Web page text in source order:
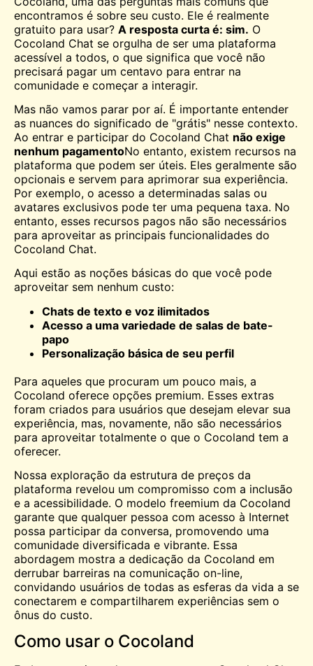
encontramos é sobre seu custo. Ele é realmente
gratuito para usar? A resposta curta é: sim. O
Cocoland Chat se orgulha de ser uma plataforma
acessível a todos, o que significa que você não
precisará pagar um centavo para entrar na
comunidade e começar a interagir.
Mas não vamos parar por aí. É importante entender
as nuances do significado de "grátis" nesse contexto.
Ao entrar e participar do Cocoland Chat não exige
nenhum pagamentoNo entanto, existem recursos na
plataforma que podem ser úteis. Eles geralmente são
opcionais e servem para aprimorar sua experiência.
Por exemplo, o acesso a determinadas salas ou
avatares exclusivos pode ter uma pequena taxa. No
entanto, esses recursos pagos não são necessários
para aproveitar as principais funcionalidades do
Cocoland Chat.
Aqui estão as noções básicas do que você pode
aproveitar sem nenhum custo:
Chats de texto e voz ilimitados
Acesso a uma variedade de salas de bate-
papo
Personalização básica de seu perfil
Para aqueles que procuram um pouco mais, a
Cocoland oferece opções premium. Esses extras
foram criados para usuários que desejam elevar sua
experiência, mas, novamente, não são necessários
para aproveitar totalmente o que o Cocoland tem a
oferecer.
Nossa exploração da estrutura de preços da
plataforma revelou um compromisso com a inclusão
e a acessibilidade. O modelo freemium da Cocoland
garante que qualquer pessoa com acesso à Internet
possa participar da conversa, promovendo uma
comunidade diversificada e vibrante. Essa
abordagem mostra a dedicação da Cocoland em
derrubar barreiras na comunicação on-line,
convidando usuários de todas as esferas da vida a se
conectarem e compartilharem experiências sem o
ônus do custo.
Como usar o Cocoland